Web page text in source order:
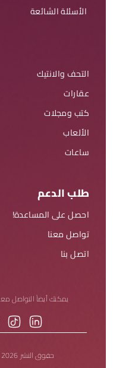
الأسئلة الشائعة
التحف والانتيك
عقارات
كتب ومجلات
الألعاب
ساعات
طلب الدعم
احصل على المساعدة!
تواصل معنا
اتصل بنا
يمكنك أيضاً التواصل
حقوق النشر 2026 © فرصة. جميع الحقوق محفوظة